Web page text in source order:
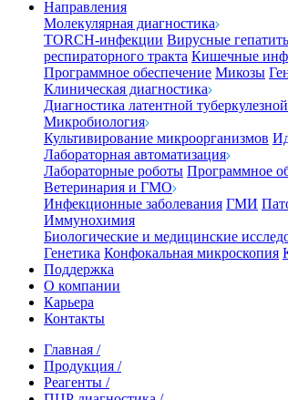
Направления
Молекулярная диагностика
TORCH-инфекции Вирусные
респираторного тракта Кишечные
Программное обеспечение Микозы
Клиническая диагностика
Диагностика латентной
Микробиология
Культивирование микроорганизмов
Лабораторная автоматизация
Лабораторные роботы Программное
Ветеринария и ГМО
Инфекционные заболевания ГМИ
Иммунохимия
Биологические и медицинские
Генетика Конфокальная микроскопия
Поддержка
О компании
Карьера
Контакты
Главная /
Продукция /
Реагенты /